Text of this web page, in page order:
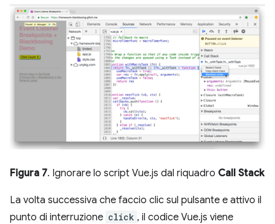
Figura 7. Ignorare lo script Vue.js dal riquadro Call Stack
La volta successiva che faccio clic sul pulsante e attivo il
punto di interruzione click , il codice Vue.js viene